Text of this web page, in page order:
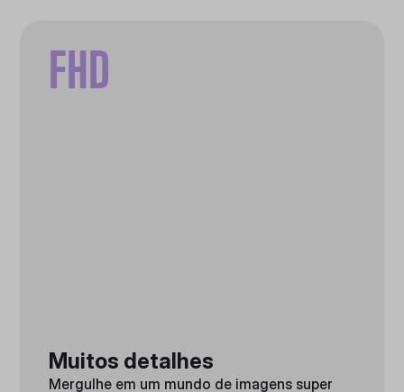
FHD
Muitos detalhes
Mergulhe em um mundo de imagens super